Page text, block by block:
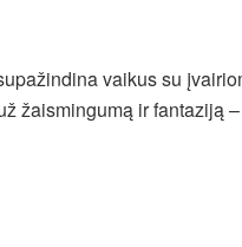
vaikus su
žaismingumą ir fantaziją